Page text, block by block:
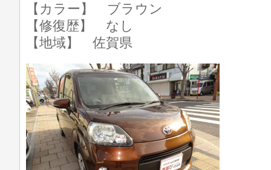
【カラー】 ブラウン
【修復歴】 なし
【地域】 佐賀県